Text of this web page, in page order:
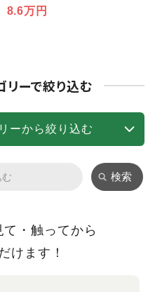
8.6万円
ーで絞り込む
ーから絞り込む
検索
・触ってから
けます！